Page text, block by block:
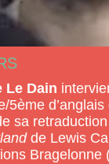
Le Dain
5ème
sa retraduction
de Lewis
Bragelonne